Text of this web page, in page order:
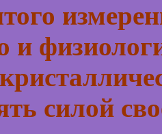
и
силой